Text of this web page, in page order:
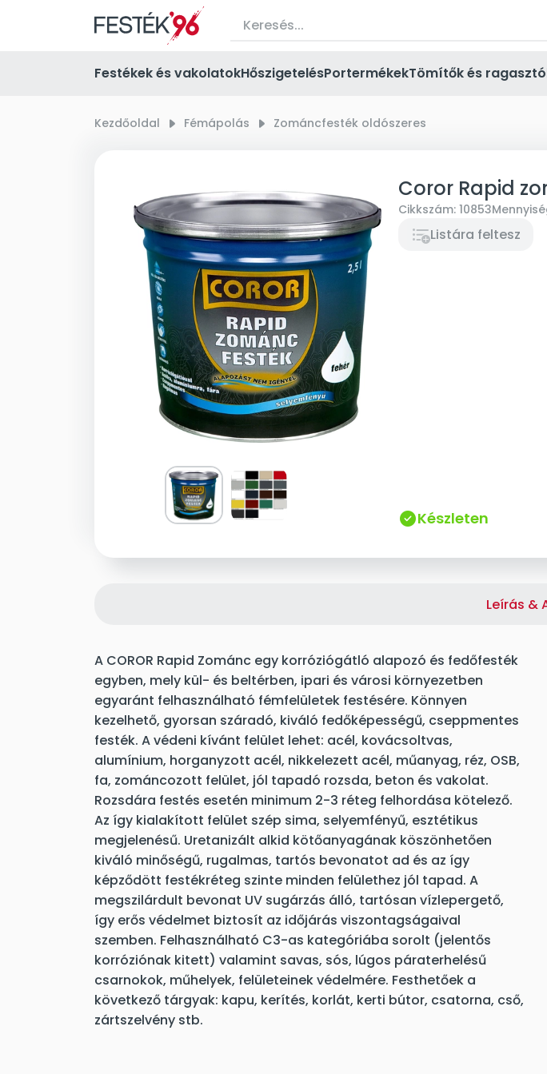
Festékek és vakolatokHőszigetelésPortermékekTömítők és
Kezdőoldal right_small Fémápolás right_small Zománcfesték oldószeres
Coror Rapid
Cikkszám: 10853
Listára feltesz
Készleten
Leírás &
A COROR Rapid Zománc egy korróziógátló alapozó és fedőfesték
egyben, mely kül- és beltérben, ipari és városi környezetben
egyaránt felhasználható fémfelületek festésére. Könnyen
kezelhető, gyorsan száradó, kiváló fedőképességű, cseppmentes
festék. A védeni kívánt felület lehet: acél, kovácsoltvas,
alumínium, horganyzott acél, nikkelezett acél, műanyag, réz, OSB,
fa, zománcozott felület, jól tapadó rozsda, beton és vakolat.
Rozsdára festés esetén minimum 2-3 réteg felhordása kötelező.
Az így kialakított felület szép sima, selyemfényű, esztétikus
megjelenésű. Uretanizált alkid kötőanyagának köszönhetően
kiváló minőségű, rugalmas, tartós bevonatot ad és az így
képződött festékréteg szinte minden felülethez jól tapad. A
megszilárdult bevonat UV sugárzás álló, tartósan vízlepergető,
így erős védelmet biztosít az időjárás viszontagságaival
szemben. Felhasználható C3-as kategóriába sorolt (jelentős
korróziónak kitett) valamint savas, sós, lúgos páraterhelésű
csarnokok, műhelyek, felületeinek védelmére. Festhetőek a
következő tárgyak: kapu, kerítés, korlát, kerti bútor, csatorna, cső,
zártszelvény stb.